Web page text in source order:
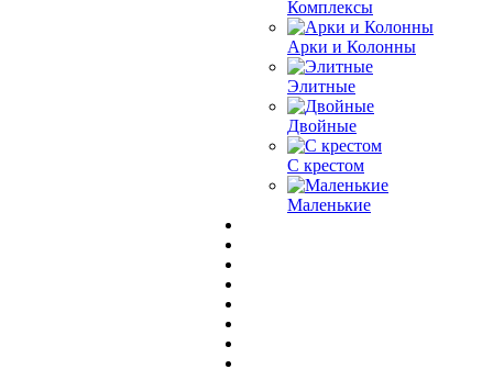
Комплексы
Арки и Колонны
Элитные
Двойные
С крестом
Маленькие